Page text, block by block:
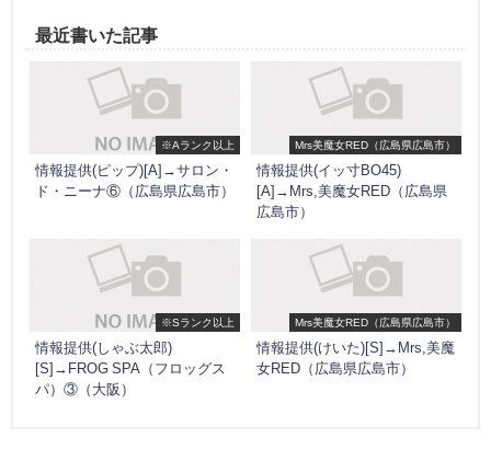
最近書いた記事
※Aランク以上
情報提供(ピップ)[A]→サロン・
ド・ニーナ⑥（広島県広島市）
Mrs美魔女RED（広島県広島市）
情報提供(イッ寸BO45)
[A]→Mrs,美魔女RED（広島県
広島市）
※Sランク以上
情報提供(しゃぶ太郎)
[S]→FROG SPA（フロッグス
パ）③（大阪）
Mrs美魔女RED（広島県広島市）
情報提供(けいた)[S]→Mrs,美魔
女RED（広島県広島市）